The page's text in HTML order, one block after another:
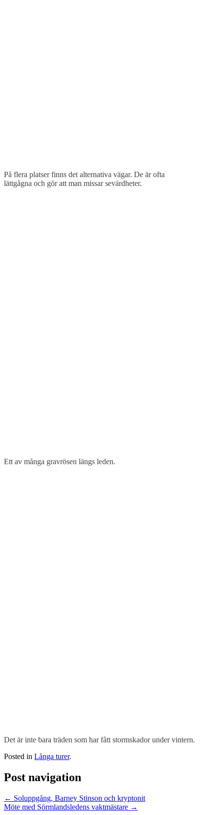
På flera platser finns det alternativa vägar. De är ofta
lättgågna och gör att man missar sevärdheter.
Ett av många gravrösen längs leden.
Det är inte bara träden som har fått stormskador under vintern.
Posted in Långa turer.
Post navigation
← Soluppgång, Barney Stinson och kryptonit
Möte med Sörmlandsledens vaktmästare →